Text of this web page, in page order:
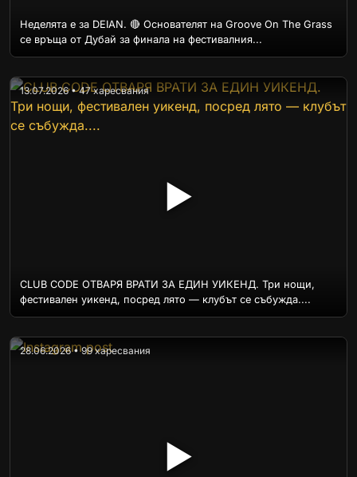
Неделята е за DEIAN. 🔴 Основателят на Groove On The Grass
се връща от Дубай за финала на фестивалния...
▶
13.07.2026 • 47 харесвания
CLUB CODE ОТВАРЯ ВРАТИ ЗА ЕДИН УИКЕНД. Три нощи,
фестивален уикенд, посред лято — клубът се събужда....
▶
28.06.2026 • 99 харесвания